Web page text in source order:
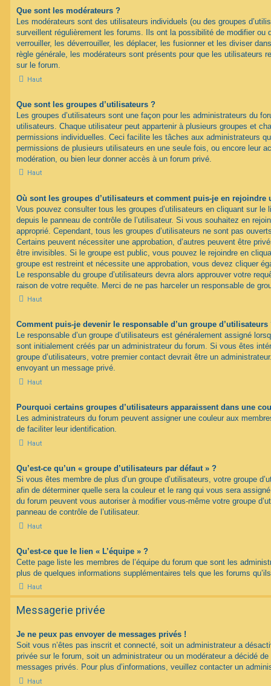
Que sont les modérateurs ?
Les modérateurs sont des utilisateurs individuels (ou des groupes
surveillent régulièrement les forums. Ils ont la possibilité de modifier ou
verrouiller, les déverrouiller, les déplacer, les fusionner et les diviser
règle générale, les modérateurs sont présents pour que les utilisateurs
sur le forum.
Haut
Que sont les groupes d’utilisateurs ?
Les groupes d’utilisateurs sont une façon pour les administrateurs du
utilisateurs. Chaque utilisateur peut appartenir à plusieurs groupes et
permissions individuelles. Ceci facilite les tâches aux administrateurs
permissions de plusieurs utilisateurs en une seule fois, ou encore leur
modération, ou bien leur donner accès à un forum privé.
Haut
Où sont les groupes d’utilisateurs et comment puis-je en rejoindre
Vous pouvez consulter tous les groupes d’utilisateurs en cliquant sur le
depuis le panneau de contrôle de l’utilisateur. Si vous souhaitez en
approprié. Cependant, tous les groupes d’utilisateurs ne sont pas
Certains peuvent nécessiter une approbation, d’autres peuvent être
être invisibles. Si le groupe est public, vous pouvez le rejoindre en
groupe est restreint et nécessite une approbation, vous devez cliquer
Le responsable du groupe d’utilisateurs devra alors approuver votre
raison de votre requête. Merci de ne pas harceler un responsable de
Haut
Comment puis-je devenir le responsable d’un groupe d’utilisateurs
Le responsable d’un groupe d’utilisateurs est généralement assigné
sont initialement créés par un administrateur du forum. Si vous êtes
groupe d’utilisateurs, votre premier contact devrait être un
envoyant un message privé.
Haut
Pourquoi certains groupes d’utilisateurs apparaissent dans une
Les administrateurs du forum peuvent assigner une couleur aux
de faciliter leur identification.
Haut
Qu’est-ce qu’un « groupe d’utilisateurs par défaut » ?
Si vous êtes membre de plus d’un groupe d’utilisateurs, votre groupe
afin de déterminer quelle sera la couleur et le rang qui vous sera
du forum peuvent vous autoriser à modifier vous-même votre groupe
panneau de contrôle de l’utilisateur.
Haut
Qu’est-ce que le lien « L’équipe » ?
Cette page liste les membres de l’équipe du forum que sont les
plus de quelques informations supplémentaires tels que les forums
Haut
Messagerie privée
Je ne peux pas envoyer de messages privés !
Soit vous n’êtes pas inscrit et connecté, soit un administrateur a
privée sur le forum, soit un administrateur ou un modérateur a décidé de
messages privés. Pour plus d’informations, veuillez contacter un
Haut